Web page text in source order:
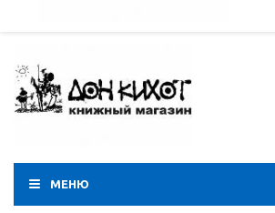
МЕНЮ